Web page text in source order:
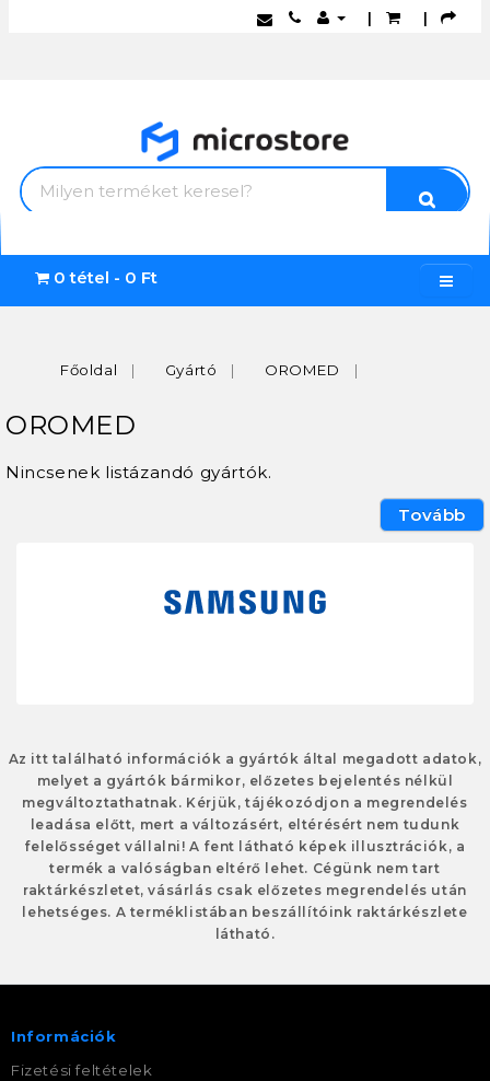
| |
0 tétel - 0 Ft
Főoldal Gyártó OROMED
OROMED
Nincsenek listázandó gyártók.
Tovább
Az itt található információk a gyártók által megadott adatok,
melyet a gyártók bármikor, előzetes bejelentés nélkül
megváltoztathatnak. Kérjük, tájékozódjon a megrendelés
leadása előtt, mert a változásért, eltérésért nem tudunk
felelősséget vállalni! A fent látható képek illusztrációk, a
termék a valóságban eltérő lehet. Cégünk nem tart
raktárkészletet, vásárlás csak előzetes megrendelés után
lehetséges. A terméklistában beszállítóink raktárkészlete
látható.
Információk
Fizetési feltételek